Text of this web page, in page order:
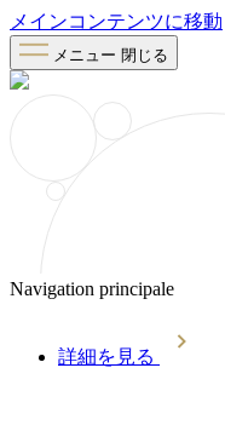
メインコンテンツに移動
メニュー 閉じる
Navigation principale
詳細を見る